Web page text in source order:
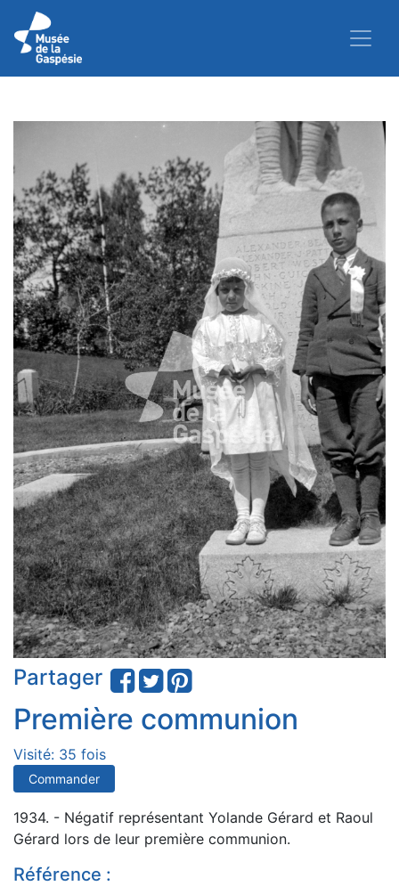
Partager
Première communion
Visité: 35 fois
Commander
1934. - Négatif représentant Yolande Gérard et Raoul
Gérard lors de leur première communion.
Référence :